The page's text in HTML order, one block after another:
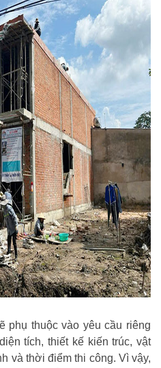
phụ thuộc vào yêu cầu riêng
tích, thiết kế kiến trúc, vật
và thời điểm thi công. Vì vậy,